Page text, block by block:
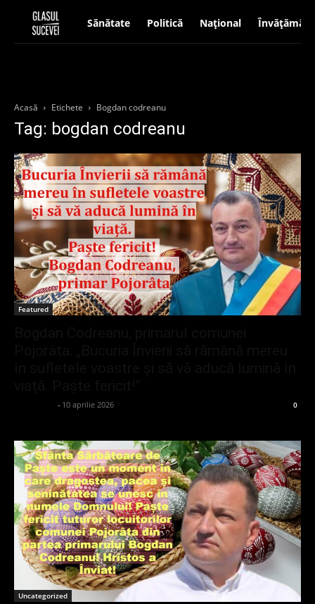
Sănătate Politică Național Învățământ
Acasă Etichete Bogdan codreanu
Tag: bogdan codreanu
Featured
- 10 aprilie 2026 0
Uncategorized